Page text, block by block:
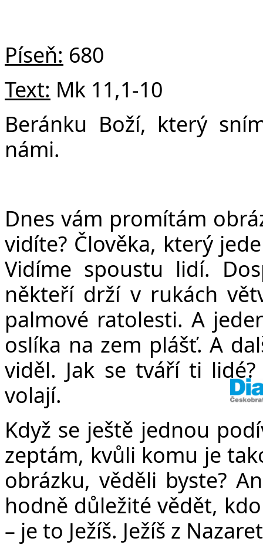
v
Píseň: 680
Text: Mk 11,1-10
Beránku Boží, který
námi.
Dnes vám promítám
vidíte? Člověka, který
Vidíme spoustu lidí.
někteří drží v rukách
palmové ratolesti. A
oslíka na zem plášť. A
viděl. Jak se tváří ti
volají.
Když se ještě jednou
zeptám, kvůli komu je
obrázku, věděli byste?
hodně důležité vědět,
– je to Ježíš. Ježíš z